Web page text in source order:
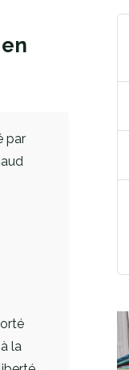
par
la